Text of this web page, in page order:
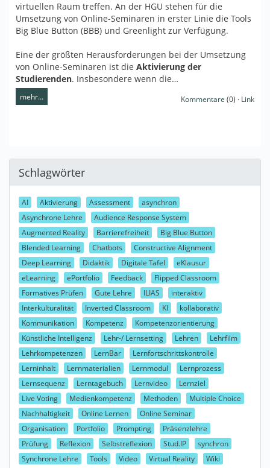
virtuellen Raum treffen. An der HGU stehen für die
Umsetzung von Online-Seminaren in erster Linie die Tools
Big Blue Button (BBB) und Greenlight zur Verfügung.
Eine der größten Herausforderungen bei der Umsetzung
von Online-Seminaren ist die Aktivierung der
Studierenden. Insbesondere wenn die…
mehr… Kommentare (0) · Link
Schlagwörter
AI Aktivierung Assessment
asynchron
Asynchrone Lehre
Audience Response System
Augmented Reality
Barrierefreiheit
Big Blue Button
Blended Learning
Chatbots
Constructive Alignment
Deep Learning
Didaktik Digitale Tafel
eKlausur
eLearning
ePortfolio Feedback
Flipped Classroom
Formatives Prüfen
Gute Lehre ILIAS
interaktiv
Interkulturalität
Inverted Classroom KI
kollaborativ
Kommunikation
Kompetenz
Kompetenzorientierung
Künstliche Intelligenz
Lehr-/ Lernsetting Lehren
Lehrfilm
Lehrkompetenzen
LernBar
Lernfortschrittskontrolle
Lerninhalt
Lernmaterialien Lernmodul
Lernprozess
Lernsequenz
Lerntagebuch Lernvideo
Lernziel
Live Voting
Medienkompetenz Methoden
Multiple Choice
Nachhaltigkeit
Online Lernen
Online Seminar
Organisation
Portfolio Prompting
Präsenzlehre
Prüfung
Reflexion Selbstreflexion Stud.IP
synchron
Synchrone Lehre
Tools Video Virtual Reality
Wiki